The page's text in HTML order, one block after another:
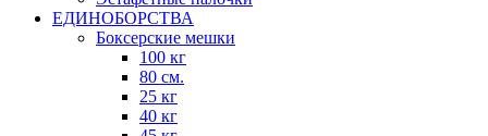
ЕДИНОБОРСТВА
Боксерские мешки
100 кг
80 см.
25 кг
40 кг